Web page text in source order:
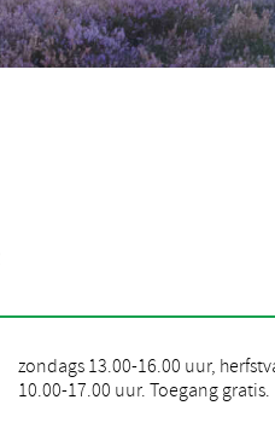
10.00-17.00 uur. Toegang gratis.